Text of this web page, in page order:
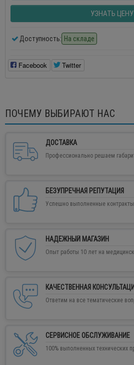
УЗНАТЬ ЦЕНУ
Доступность: На складе
Facebook Twitter
ПОЧЕМУ ВЫБИРАЮТ НАС
ДОСТАВКА
Профессионально решаем
БЕЗУПРЕЧНАЯ РЕПУТАЦИЯ
Успешно выполненные
НАДЕЖНЫЙ МАГАЗИН
Опыт работы 10 лет на
КАЧЕСТВЕННАЯ
Ответим на все тематические
СЕРВИСНОЕ ОБСЛУЖИВАНИЕ
100% выполненных технических